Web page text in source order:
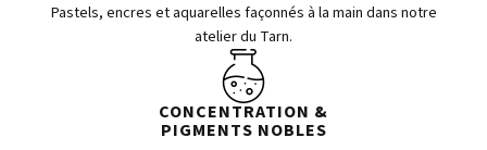
Pastels, encres et aquarelles façonnés à la main dans notre
atelier du Tarn.
CONCENTRATION &
PIGMENTS NOBLES